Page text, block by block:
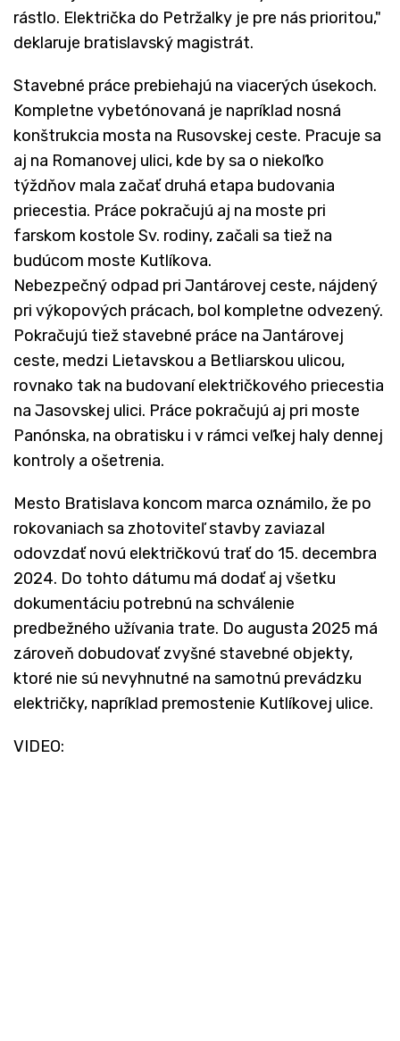
rástlo. Električka do Petržalky je pre nás prioritou,"
deklaruje bratislavský magistrát.
Stavebné práce prebiehajú na viacerých úsekoch.
Kompletne vybetónovaná je napríklad nosná
konštrukcia mosta na Rusovskej ceste. Pracuje sa
aj na Romanovej ulici, kde by sa o niekoľko
týždňov mala začať druhá etapa budovania
priecestia. Práce pokračujú aj na moste pri
farskom kostole Sv. rodiny, začali sa tiež na
budúcom moste Kutlíkova.
Nebezpečný odpad pri Jantárovej ceste, nájdený
pri výkopových prácach, bol kompletne odvezený.
Pokračujú tiež stavebné práce na Jantárovej
ceste, medzi Lietavskou a Betliarskou ulicou,
rovnako tak na budovaní električkového priecestia
na Jasovskej ulici. Práce pokračujú aj pri moste
Panónska, na obratisku i v rámci veľkej haly dennej
kontroly a ošetrenia.
Mesto Bratislava koncom marca oznámilo, že po
rokovaniach sa zhotoviteľ stavby zaviazal
odovzdať novú električkovú trať do 15. decembra
2024. Do tohto dátumu má dodať aj všetku
dokumentáciu potrebnú na schválenie
predbežného užívania trate. Do augusta 2025 má
zároveň dobudovať zvyšné stavebné objekty,
ktoré nie sú nevyhnutné na samotnú prevádzku
električky, napríklad premostenie Kutlíkovej ulice.
VIDEO: